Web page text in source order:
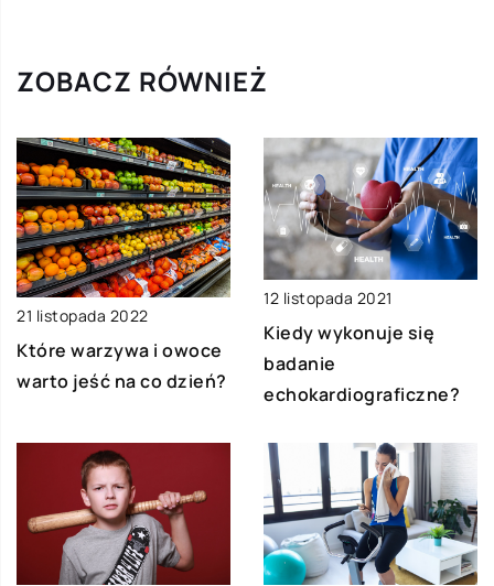
ZOBACZ RÓWNIEŻ
21 listopada 2022
Które warzywa i owoce
warto jeść na co dzień?
12 listopada 2021
Kiedy wykonuje się
badanie
echokardiograficzne?